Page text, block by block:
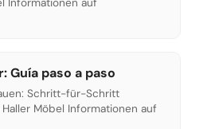
Guía paso a paso
Schritt-für-Schritt
Möbel Informationen auf